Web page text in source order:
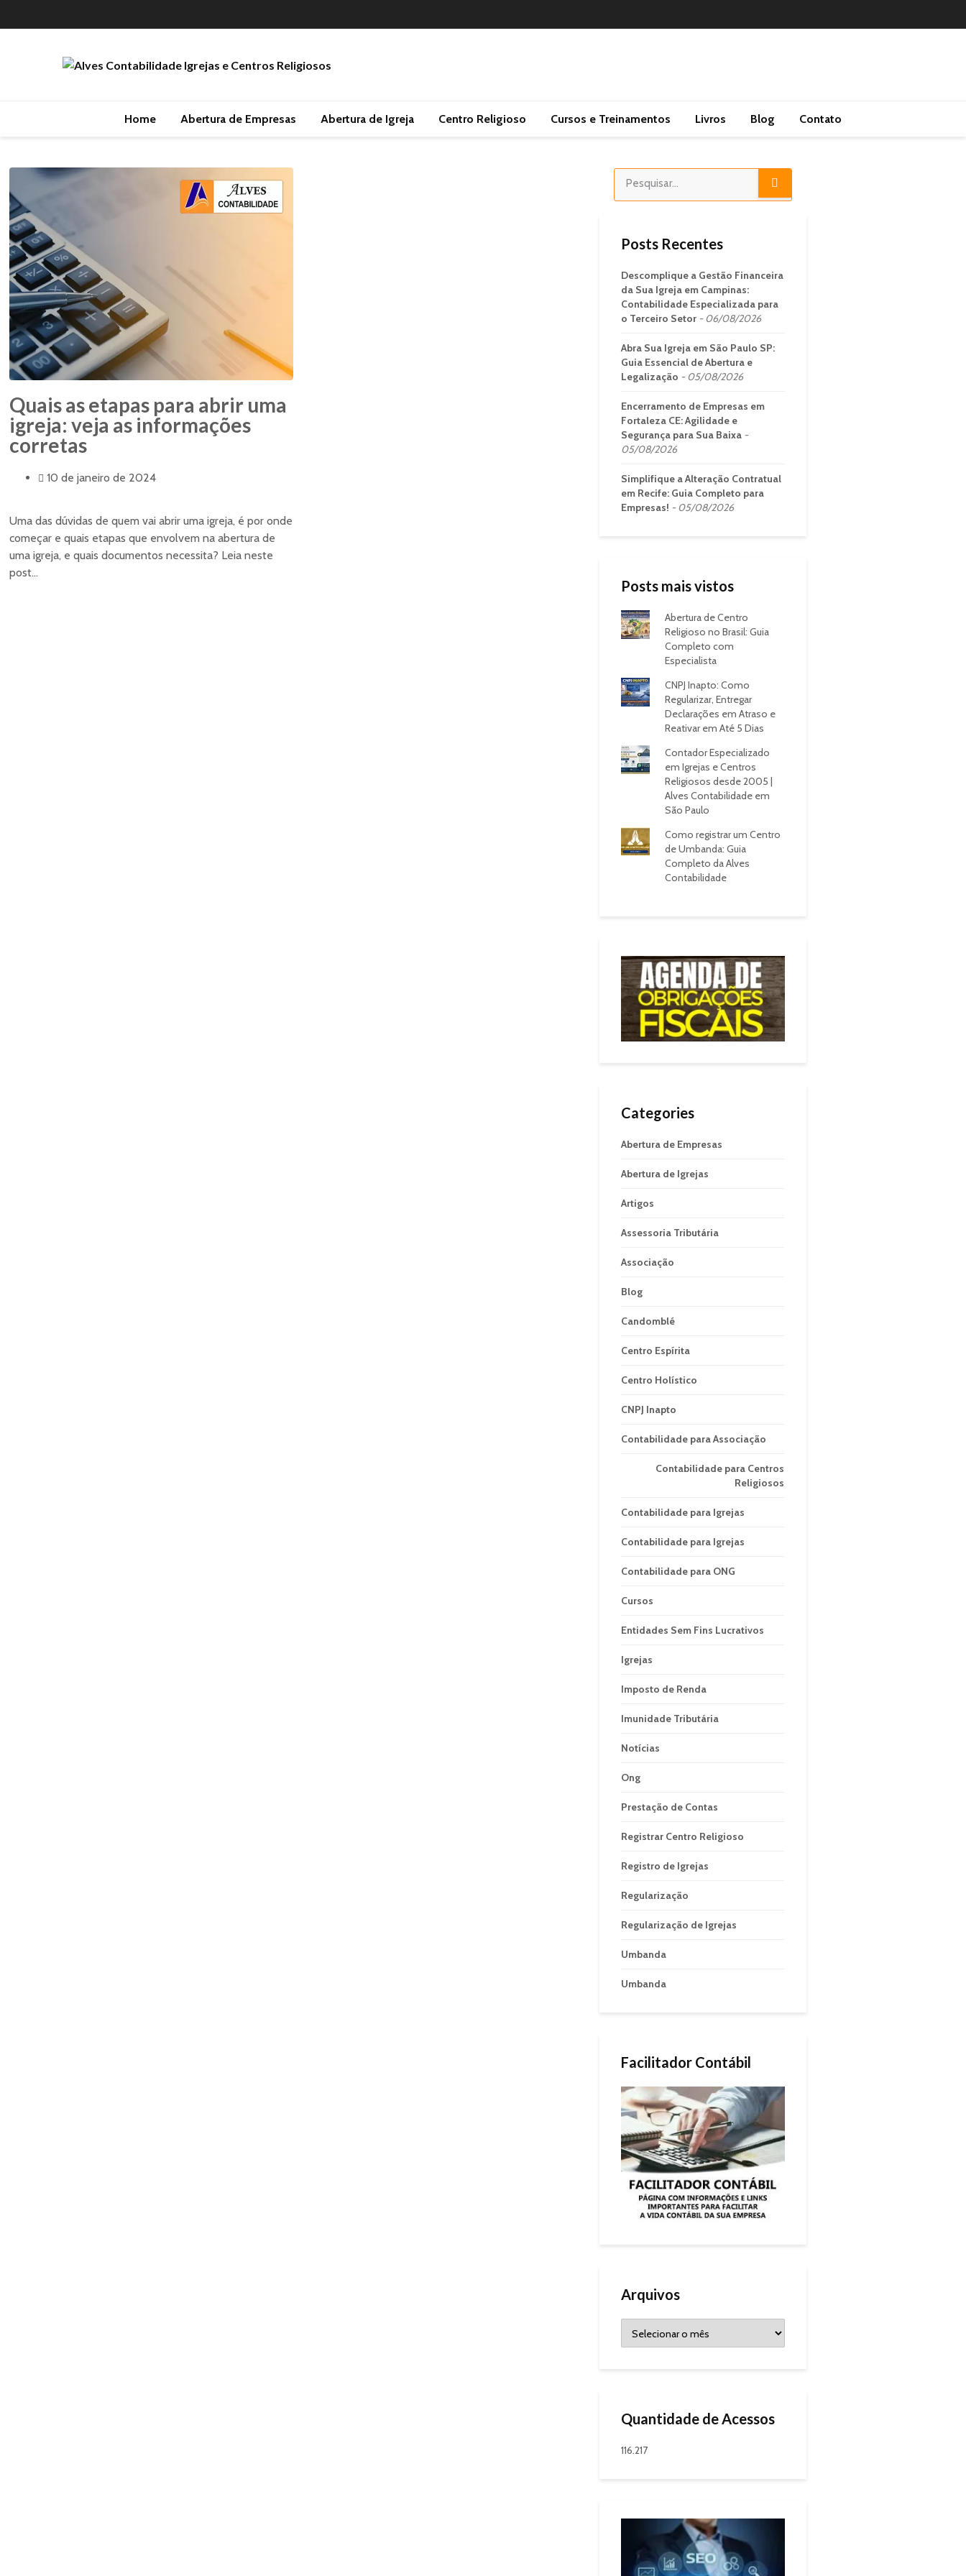
Home Abertura de Empresas Abertura de Igreja Centro Religioso Cursos e Treinamentos Livros Blog Contato
Quais as etapas para abrir uma
igreja: veja as informações
corretas
10 de janeiro de 2024
Uma das dúvidas de quem vai abrir uma igreja, é por onde
começar e quais etapas que envolvem na abertura de
uma igreja, e quais documentos necessita? Leia neste
post...
Posts Recentes
Descomplique a Gestão Financeira
da Sua Igreja em Campinas:
Contabilidade Especializada para
o Terceiro Setor
06/08/2026
Abra Sua Igreja em São Paulo SP:
Guia Essencial de Abertura e
Legalização
05/08/2026
Encerramento de Empresas em
Fortaleza CE: Agilidade e
Segurança para Sua Baixa
05/08/2026
Simplifique a Alteração Contratual
em Recife: Guia Completo para
Empresas!
05/08/2026
Posts mais vistos
Abertura de Centro
Religioso no Brasil: Guia
Completo com
Especialista
CNPJ Inapto: Como
Regularizar, Entregar
Declarações em Atraso e
Reativar em Até 5 Dias
Contador Especializado
em Igrejas e Centros
Religiosos desde 2005 |
Alves Contabilidade em
São Paulo
Como registrar um Centro
de Umbanda: Guia
Completo da Alves
Contabilidade
Categories
Abertura de Empresas
Abertura de Igrejas
Artigos
Assessoria Tributária
Associação
Blog
Candomblé
Centro Espírita
Centro Holístico
CNPJ Inapto
Contabilidade para Associação
Contabilidade para Centros
Religiosos
Contabilidade para Igrejas
Contabilidade para Igrejas
Contabilidade para ONG
Cursos
Entidades Sem Fins Lucrativos
Igrejas
Imposto de Renda
Imunidade Tributária
Notícias
Ong
Prestação de Contas
Registrar Centro Religioso
Registro de Igrejas
Regularização
Regularização de Igrejas
Umbanda
Umbanda
Facilitador Contábil
Arquivos
Quantidade de Acessos
116.217